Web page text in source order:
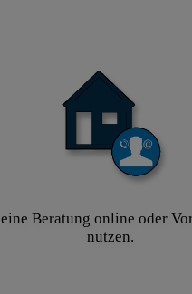
eine Beratung online oder
nutzen.